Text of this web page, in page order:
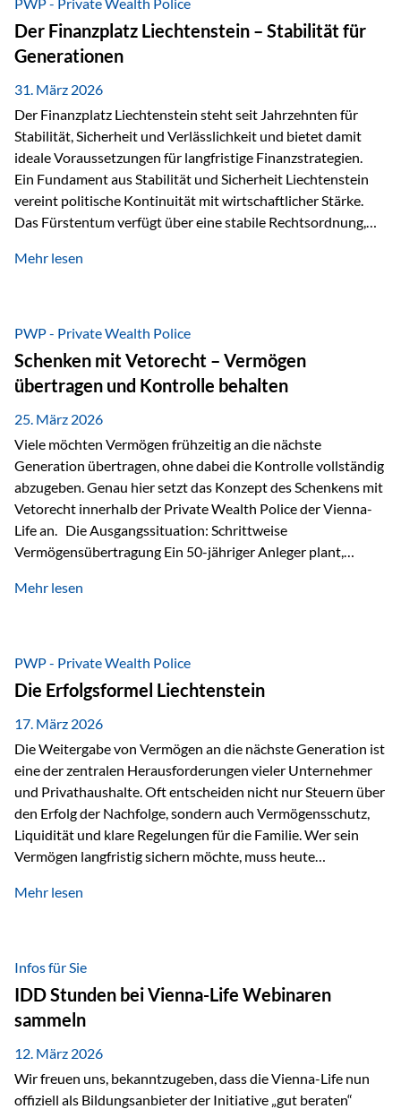
heißt das:Diese Gelder gehören im Konkursfall nicht zur
allgemeinen Konkursmasse, sondern werden ausschließlich
zur Erfüllung…
Der Finanzplatz Liechtenstein – Stabilität für
Generationen
31. März 2026
Der Finanzplatz Liechtenstein steht seit Jahrzehnten für
Stabilität, Sicherheit und Verlässlichkeit und bietet damit
ideale Voraussetzungen für langfristige Finanzstrategien.
Ein Fundament aus Stabilität und Sicherheit Liechtenstein
vereint politische Kontinuität mit wirtschaftlicher Stärke.
Das Fürstentum verfügt über eine stabile Rechtsordnung,
monarchischen Elementen basiert. Diese Struktur schafft
und Unternehmen. Ein wesentliches Merkmal ist die
Staatsfinanzierung: Liechtenstein weist keine
Staatsschulden auf, und der Schutz der wirtschaftlichen
Interessen der Bevölkerung ist in der Verfassung verankert.
Besonders hervorzuheben ist hierbei Artikel 14 der
liechtensteinischen Verfassung. Darin…
Mehr lesen
PWP - Private Wealth Police
Schenken mit Vetorecht – Vermögen
übertragen und Kontrolle behalten
25. März 2026
Viele möchten Vermögen frühzeitig an die nächste
Generation übertragen, ohne dabei die Kontrolle vollständig
abzugeben. Genau hier setzt das Konzept des Schenkens mit
Vetorecht innerhalb der Private Wealth Police der Vienna-
Life an. Die Ausgangssituation: Schrittweise
Vermögensübertragung Ein 50-jähriger Anleger plant,
der steuerliche Freibetrag optimal genutzt werden, sondern
strukturierte, langfristige Vermögensübertragung, ohne die
Kontrolle vollständig aus der Hand zu geben. Die Lösung:
Abschmelzung mit Vetorecht Die Umsetzung erfolgt über die
Private Wealth Police…
Mehr lesen
PWP - Private Wealth Police
Die Erfolgsformel Liechtenstein
17. März 2026
Die Weitergabe von Vermögen an die nächste Generation ist
eine der zentralen Herausforderungen vieler Unternehmer
und Privathaushalte. Oft entscheiden nicht nur Steuern über
den Erfolg der Nachfolge, sondern auch Vermögensschutz,
Liquidität und klare Regelungen für die Familie. Wer sein
Vermögen langfristig sichern möchte, muss heute
„Erfolgsformel Liechtenstein“, herausgegeben und verfasst
Vermögensschutz strategisch miteinander verbindet.
Warum klassische Nachfolgeplanung oft scheitert Viele
Vermögen werden erst im Todesfall übertragen. Das kann zu
Problemen führen: Hohe Erbschaftsteuern Streitigkeiten
zwischen Erben Liquiditätsprobleme bei Immobilien…
Mehr lesen
Infos für Sie
IDD Stunden bei Vienna-Life Webinaren
sammeln
12. März 2026
Wir freuen uns, bekanntzugeben, dass die Vienna-Life nun
offiziell als Bildungsanbieter der Initiative „gut beraten“